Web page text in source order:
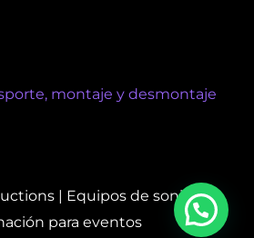
montaje y desmontaje
| Equipos de sonido e
para eventos